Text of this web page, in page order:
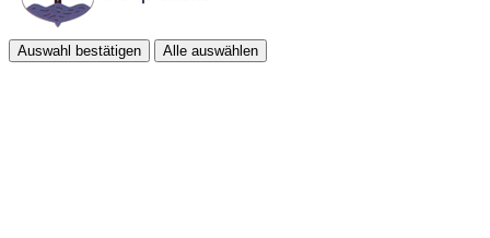
Auswahl bestätigen Alle auswählen